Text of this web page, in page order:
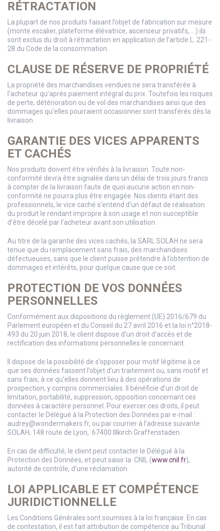
RÉTRACTATION
La plupart de nos produits faisant l’objet de fabrication sur mesure
(monte escalier, plateforme élévatrice, ascenseur privatifs, …) ils
sont exclus du droit à rétractation en application de l’article L. 221-
28 du Code de la consommation.
CLAUSE DE RÉSERVE DE PROPRIÉTÉ
La propriété des marchandises vendues ne sera transférée à
l’acheteur qu’après paiement intégral du prix. Toutefois les risques
de perte, détérioration ou de vol des marchandises ainsi que des
dommages qu’elles pourraient occasionner sont transférés dès la
livraison.
GARANTIE DES VICES APPARENTS
ET CACHÉS
Nos produits doivent être vérifiés à la livraison. Toute non-
conformité devra être signalée dans un délai de trois jours francs
à compter de la livraison faute de quoi aucune action en non-
conformité ne pourra plus être engagée. Nos clients étant des
professionnels, le vice caché s’entend d’un défaut de réalisation
du produit le rendant impropre à son usage et non susceptible
d’être décelé par l’acheteur avant son utilisation.
Au titre de la garantie des vices cachés, la SARL SOLAH ne sera
tenue que du remplacement sans frais, des marchandises
défectueuses, sans que le client puisse prétendre à l’obtention de
dommages et intérêts, pour quelque cause que ce soit.
PROTECTION DE VOS DONNÉES
PERSONNELLES
Conformément aux dispositions du règlement (UE) 2016/679 du
Parlement européen et du Conseil du 27 avril 2016 et la loi n°2018-
493 du 20 juin 2018, le client dispose d’un droit d’accès et de
rectification des informations personnelles le concernant.
Il dispose de la possibilité de s’opposer pour motif légitime à ce
que ses données fassent l’objet d’un traitement ou, sans motif et
sans frais, à ce qu’elles donnent lieu à des opérations de
prospection, y compris commerciales. Il bénéficie d’un droit de
limitation, portabilité, suppression, opposition concernant ces
données à caractère personnel. Pour exercer ces droits, il peut
contacter le Délégué à la Protection des Données par e-mail :
audrey@wondermakers.fr, ou par courrier à l’adresse suivante :
SOLAH, 148 route de Lyon, 67400 Illkirch Graffenstaden.
En cas de difficulté, le client peut contacter le Délégué à la
Protection des Données, et peut saisir la CNIL (www.cnil.fr),
autorité de contrôle, d’une réclamation.
LOI APPLICABLE ET COMPÉTENCE
JURIDICTIONNELLE
Les Conditions Générales sont soumises à la loi française. En cas
de contestation, il est fait attribution de compétence au Tribunal